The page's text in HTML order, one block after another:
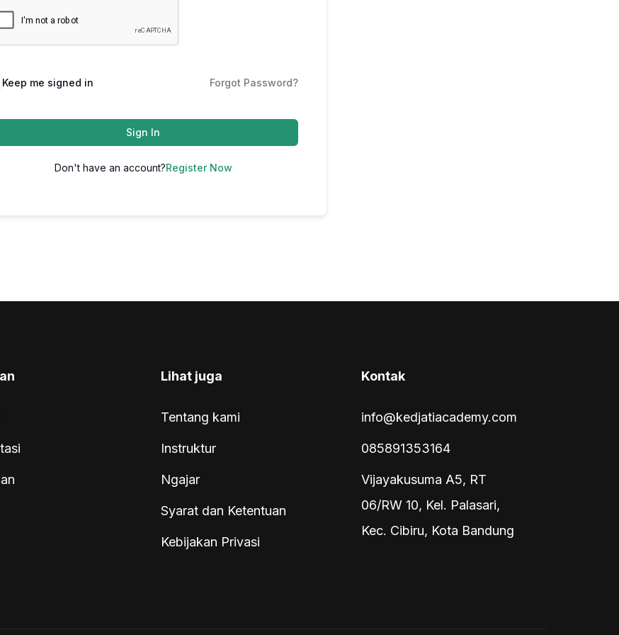
Keep me signed in Forgot Password?
Sign In
Don't have an account?Register Now
Lihat juga
Tentang kami
Instruktur
Ngajar
Syarat dan Ketentuan
Kebijakan Privasi
Kontak
info@kedjatiacademy.com
085891353164
Vijayakusuma A5, RT
06/RW 10, Kel. Palasari,
Kec. Cibiru, Kota Bandung